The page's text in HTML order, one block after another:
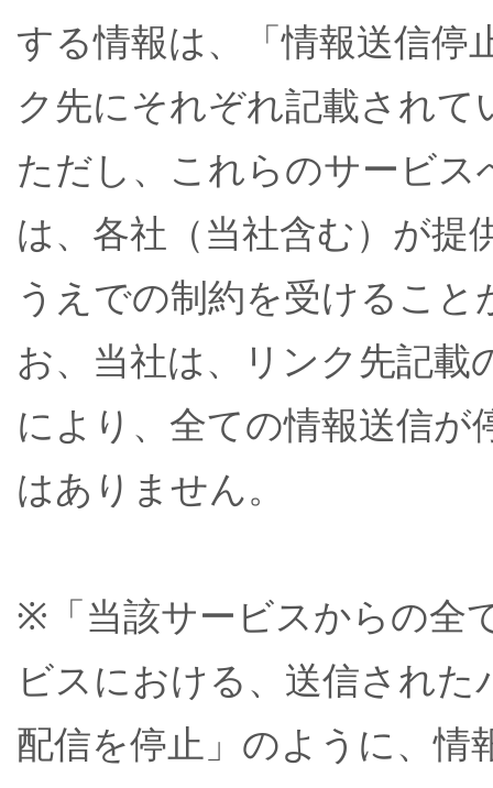
する情報は、「情報送信停
ク先にそれぞれ記載されて
ただし、これらのサービ
は、各社（当社含む）が提
うえでの制約を受けるこ
お、当社は、リンク先記載
により、全ての情報送信
はありません。
※「当該サービスからの全
ビスにおける、送信され
配信を停止」のように、情